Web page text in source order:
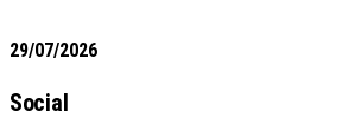
29/07/2026
Social